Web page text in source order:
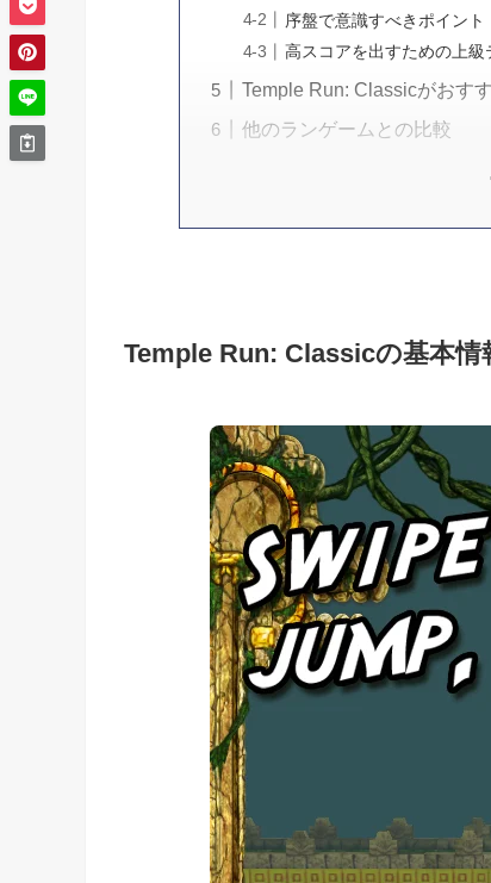
序盤で意識すべきポイント
高スコアを出すための上級
Temple Run: Classicがおす
他のランゲームとの比較
Temple Run: Classicの基本情